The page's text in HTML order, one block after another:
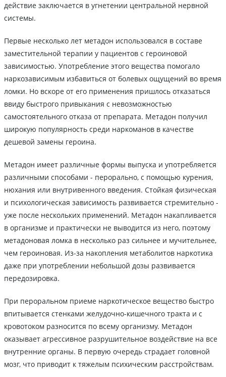
действие заключается в угнетении центральной нервной
системы.
Первые несколько лет метадон использовался в составе
заместительной терапии у пациентов с героиновой
зависимостью. Употребление этого вещества помогало
наркозависимым избавиться от болевых ощущений во время
ломки. Но вскоре от его применения пришлось отказаться
ввиду быстрого привыкания с невозможностью
самостоятельного отказа от препарата. Метадон получил
широкую популярность среди наркоманов в качестве
дешевой замены героина.
Метадон имеет различные формы выпуска и употребляется
различными способами - перорально, с помощью курения,
нюхания или внутривенного введения. Стойкая физическая
и психологическая зависимость развивается стремительно -
уже после нескольких применений. Метадон накапливается
в организме и практически не выводится из него, поэтому
метадоновая ломка в несколько раз сильнее и мучительнее,
чем героиновая. Из-за накопления метаболитов наркотика
даже при употреблении небольшой дозы развивается
передозировка.
При пероральном приеме наркотическое вещество быстро
впитывается стенками желудочно-кишечного тракта и с
кровотоком разносится по всему организму. Метадон
оказывает агрессивное разрушительное воздействие на все
внутренние органы. В первую очередь страдает головной
мозг, что приводит к тяжелым психическим расстройствам.